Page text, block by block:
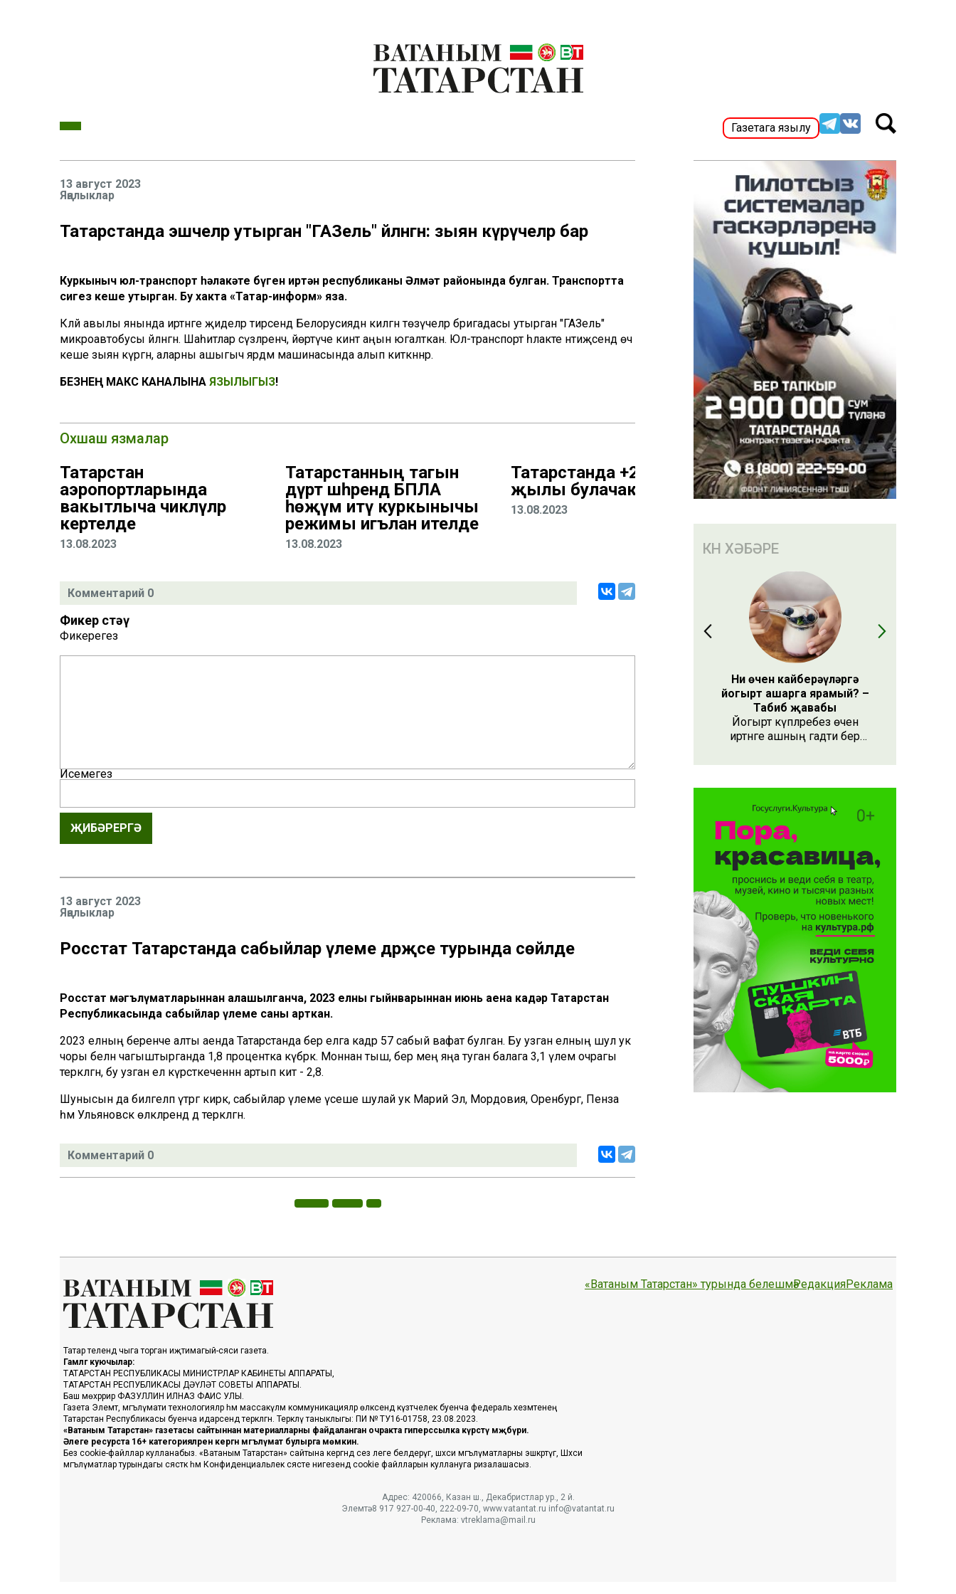
Газетага язылу
13 август 2023
Яңалыклар
Татарстанда эшчеләр утырган "ГАЗель" әйләнгән: зыян күрүчеләр бар
Куркыныч юл-транспорт һәлакәте бүген иртән республиканың Әлмәт районында булган. Транспортта
сигез кеше утырган. Бу хакта «Татар-информ» яза.
Кәләй авылы янында иртәнге җиделәр тирәсендә Белорусиядән килгән төзүчеләр бригадасы утырган "ГАЗель"
микроавтобусы әйләнгән. Шаһитлар сүзләренчә, йөртүче кинәт аңын югалткан. Юл-транспорт һәлакәте нәтиҗәсендә өч
кеше зыян күргән, аларны ашыгыч ярдәм машинасында алып киткәннәр.
БЕЗНЕҢ МАКС КАНАЛЫНА ЯЗЫЛЫГЫЗ!
Охшаш язмалар
Татарстан
аэропортларында
вакытлыча чикләүләр
кертелде
13.08.2023
Татарстанның тагын
дүрт шәһәрендә БПЛА
һөҗүм итү куркынычы
режимы игълан ителде
13.08.2023
Татарстанда +28 градус
җылы булачак
13.08.2023
Комментарий 0
Фикер өстәү
Фикерегез
Исемегез
ҖИБӘРЕРГӘ
13 август 2023
Яңалыклар
Росстат Татарстанда сабыйлар үлеме дәрәҗәсе турында сөйләде
Росстат мәгълүматларыннан аңлашылганча, 2023 елның гыйнварыннан июнь аена кадәр Татарстан
Республикасында сабыйлар үлеме саны арткан.
2023 елның беренче алты аенда Татарстанда бер елга кадәр 57 сабый вафат булган. Бу узган елның шул ук
чоры белән чагыштырганда 1,8 процентка күбрәк. Моннан тыш, бер мең яңа туган балага 3,1 үлем очрагы
теркәлгән, бу узган ел күрсәткеченнән артып китә - 2,8.
Шунысын да билгеләп үтәргә кирәк, сабыйлар үлеме үсеше шулай ук Марий Эл, Мордовия, Оренбург, Пенза
һәм Ульяновск өлкәләрендә дә теркәлгән.
Комментарий 0
КӨН ХӘБӘРЕ
Ни өчен кайберәүләргә
йогырт ашарга ярамый? –
Табиб җавабы
Йогырт күпләребез өчен
иртәнге ашның гадәти бер
Татар телендә чыга торган иҗтимагый-сәяси газета.
Гамәлгә куючылар:
ТАТАРСТАН РЕСПУБЛИКАСЫ МИНИСТРЛАР КАБИНЕТЫ АППАРАТЫ,
ТАТАРСТАН РЕСПУБЛИКАСЫ ДӘҮЛӘТ СОВЕТЫ АППАРАТЫ.
Баш мөхәррир ФАЗУЛЛИН ИЛНАЗ ФАИС УЛЫ.
Газета Элемтә, мәгълүмати технологияләр һәм массакүләм коммуникацияләр өлкәсендә күзәтчелек буенча федераль хезмәтенең
Татарстан Республикасы буенча идарәсендә теркәлгән. Теркәлү таныклыгы: ПИ № ТУ16-01758, 23.08.2023.
«Ватаным Татарстан» газетасы сайтыннан материалларны файдаланган очракта гиперссылка күрсәтү мәҗбүри.
Әлеге ресурста 16+ категорияләренә кергән мәгълүмат булырга мөмкин.
Без cookie-файллар кулланабыз. «Ватаным Татарстан» сайтына кергәндә сез әлеге белдерүгә, шәхси мәгълүматларны эшкәртүгә, Шәхси
мәгълүматлар турындагы сәясәткә һәм Конфиденциальлек сәясәте нигезендә cookie файлларын куллануга ризалашасыз.
«Ватаным Татарстан» турында белешмәРедакцияРеклама
Адрес: 420066, Казан ш., Декабристлар ур., 2 й.
Элемтә: 8 917 927-00-40, 222-09-70, www.vatantat.ru info@vatantat.ru
Реклама: vtreklama@mail.ru